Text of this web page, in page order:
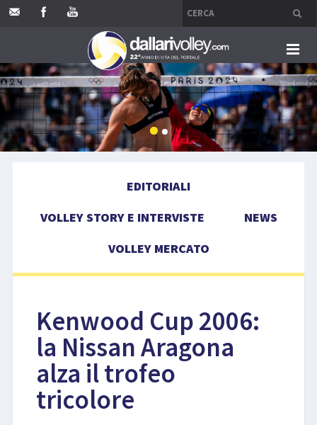
HOME
EDITORIALI
VOLLEY MERCATO
COMPETIZIONI
EVENTI
LIBRI
EDITORIALI
VOLLEY STORY E INTERVISTE
NEWS
VOLLEY MERCATO
Kenwood Cup 2006:
la Nissan Aragona
alza il trofeo
tricolore